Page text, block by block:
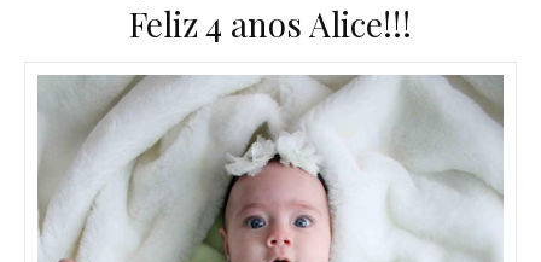
Feliz 4 anos Alice!!!